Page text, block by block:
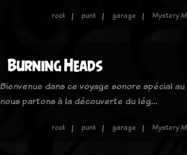
rock punk garage Mystery
Burning Heads
Bienvenue dans ce voyage sonore spécial
nous partons à la découverte du lég…
rock punk garage Mystery